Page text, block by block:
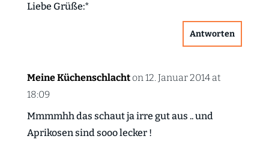
Liebe Grüße:*
Antworten
Meine Küchenschlacht on 12. Januar 2014 at
18:09
Mmmmhh das schaut ja irre gut aus .. und
Aprikosen sind sooo lecker !